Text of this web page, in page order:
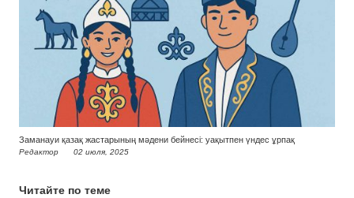
Заманауи қазақ жастарының мәдени бейнесі: уақытпен үндес ұрпақ
Редактор 02 июля, 2025
Читайте по теме